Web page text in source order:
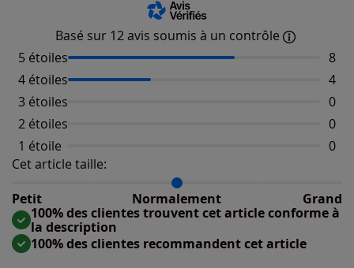
Basé sur 12 avis soumis à un contrôle
5 étoiles
8
4 étoiles
4
3 étoiles
0
2 étoiles
0
1 étoile
0
Cet article taille:
Petit
Normalement Grand
Répartition du taillant selon les avis clients
Taille normalement : 100%
Taille grand : 0%
100% des clientes trouvent cet article conforme à
la description
100% des clientes recommandent cet article